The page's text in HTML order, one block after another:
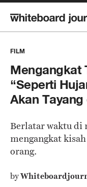
FILM
Mengangkat
“Seperti
Akan
Berlatar waktu
mengangkat
orang.
by